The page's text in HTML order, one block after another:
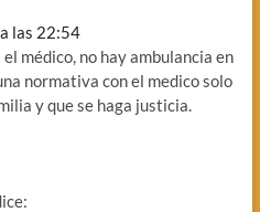
las 22:54
médico, no hay ambulancia en
normativa con el medico solo
y que se haga justicia.